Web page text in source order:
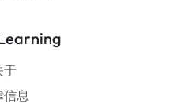
于
信息